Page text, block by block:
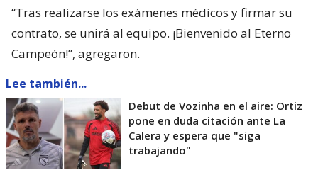
“Tras realizarse los exámenes médicos y firmar su
contrato, se unirá al equipo. ¡Bienvenido al Eterno
Campeón!”, agregaron.
Lee también...
Debut de Vozinha en el aire: Ortiz
pone en duda citación ante La
Calera y espera que "siga
trabajando"